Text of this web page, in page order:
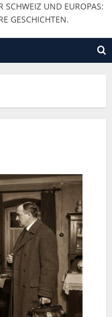
SCHWEIZ UND EUROPAS:
GESCHICHTEN.